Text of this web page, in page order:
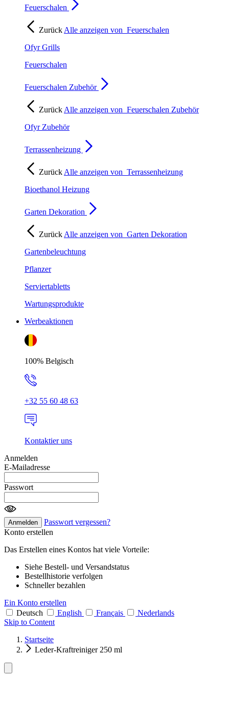
Feuerschalen
Zurück Alle anzeigen von Feuerschalen
Ofyr Grills
Feuerschalen
Feuerschalen Zubehör
Zurück Alle anzeigen von Feuerschalen Zubehör
Ofyr Zubehör
Terrassenheizung
Zurück Alle anzeigen von Terrassenheizung
Bioethanol Heizung
Garten Dekoration
Zurück Alle anzeigen von Garten Dekoration
Gartenbeleuchtung
Pflanzer
Serviertabletts
Wartungsprodukte
Werbeaktionen
100% Belgisch
+32 55 60 48 63
Kontaktier uns
Anmelden
E-Mailadresse
Passwort
Anmelden
Passwort vergessen?
Konto erstellen
Das Erstellen eines Kontos hat viele Vorteile:
Siehe Bestell- und Versandstatus
Bestellhistorie verfolgen
Schneller bezahlen
Ein Konto erstellen
Deutsch
English Français
Nederlands
Skip to Content
Startseite
Leder-Kraftreiniger 250 ml